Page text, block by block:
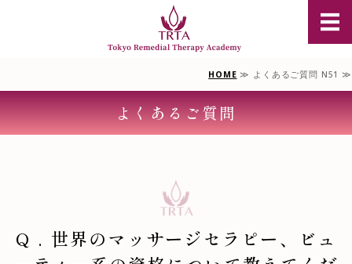
豪州オイ
豪州オイルマッサージ資格
お問合せ/受講申込
HOME ≫ よくあるご質問 N51 ≫
よくあるご質問
Q . 世界のマッサージセラピー、ビュ